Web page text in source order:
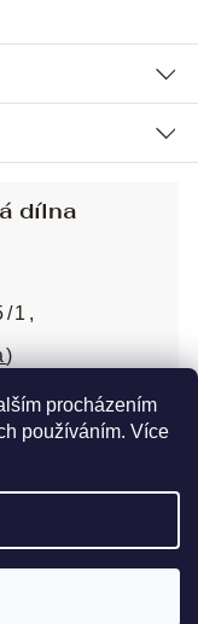
procházením
používáním. Více
dílna
1,
)
práva
cookies